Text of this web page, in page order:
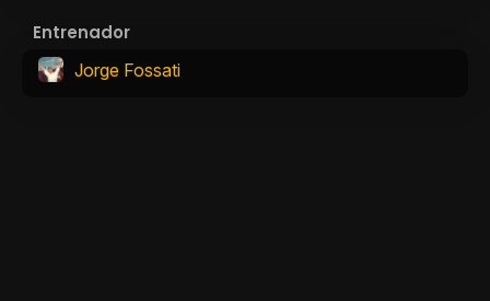
Entrenador
Jorge Fossati